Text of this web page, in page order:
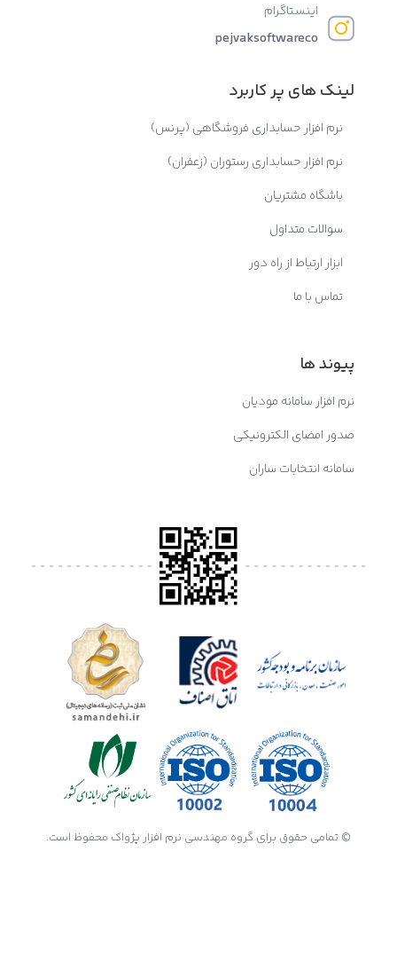
اینستاگرام
pejvaksoftwareco
لینک های پر کاربرد
نرم افزار حسابداری فروشگاهی (پرنس)
نرم افزار حسابداری رستوران (زعفران)
باشگاه مشتریان
سوالات متداول
ابزار ارتباط از راه دور
تماس با ما
پیوند ها
نرم افزار سامانه مودیان
صدور امضای الکترونیکی
سامانه انتخابات ساران
© تمامی حقوق برای گروه مهندسی نرم افزار پژواک محفوظ است.